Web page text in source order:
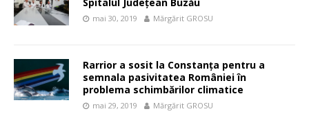
mai 30, 2019 Mărgărit GROSU
Rarrior a sosit la Constanța pentru a
semnala pasivitatea României în
problema schimbărilor climatice
mai 29, 2019 Mărgărit GROSU